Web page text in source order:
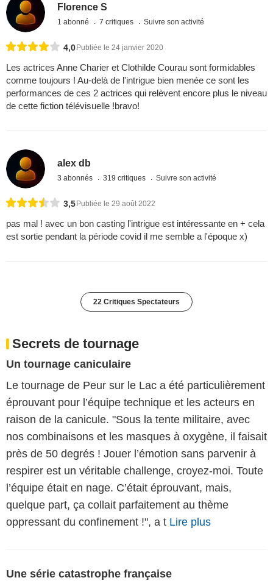
Florence S
1 abonné 7 critiques Suivre son activité
4,0Publiée le 24 janvier 2020
Les actrices Anne Charier et Clothilde Courau sont formidables
comme toujours ! Au-delà de l'intrigue bien menée ce sont les
performances de ces 2 actrices qui relèvent encore plus le niveau
de cette fiction télévisuelle !bravo!
alex db
3 abonnés 319 critiques Suivre son activité
3,5 Publiée le 29 août 2022
pas mal ! avec un bon casting l'intrigue est intéressante en + cela
est sortie pendant la période covid il me semble a l'époque x)
22 Critiques Spectateurs
Secrets de tournage
Un tournage caniculaire
Le tournage de Peur sur le Lac a été particulièrement
éprouvant pour l’équipe technique et les acteurs en
raison de la canicule. "Sous la tente militaire, avec
nos combinaisons et les masques à oxygène, il faisait
près de 50 degrés ! Jouer l’émotion sans parvenir à
respirer est un véritable challenge, croyez-moi. Toute
l’équipe était en nage. C’était éprouvant, mais,
quelque part, ça collait parfaitement au thème
oppressant du confinement !", a t Lire plus
Une série catastrophe française